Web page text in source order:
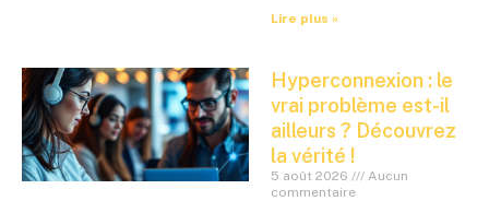
Lire plus »
Hyperconnexion : le
vrai problème est-il
ailleurs ? Découvrez
la vérité !
5 août 2026
Aucun
commentaire